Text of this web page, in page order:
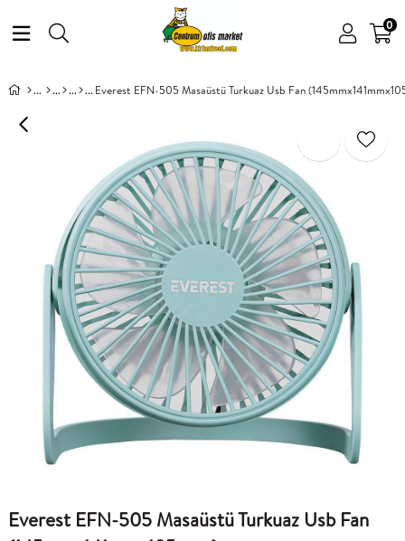
0
Everest EFN-505 Masaüstü Turkuaz Usb Fan
Everest EFN-505 Masaüstü Turkuaz Usb Fan